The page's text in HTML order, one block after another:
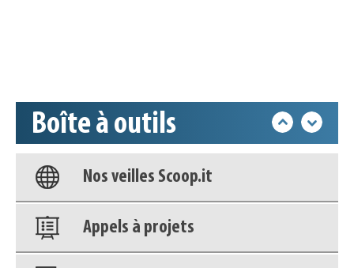
Boîte à outils
Base documentaire
Nos veilles Scoop.it
Appels à projets